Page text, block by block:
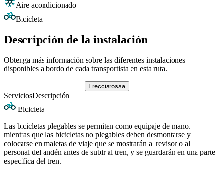
Aire acondicionado
Bicicleta
Descripción de la instalación
Obtenga más información sobre las diferentes instalaciones
disponibles a bordo de cada transportista en esta ruta.
Frecciarossa
ServiciosDescripción
Bicicleta
Las bicicletas plegables se permiten como equipaje de mano,
mientras que las bicicletas no plegables deben desmontarse y
colocarse en maletas de viaje que se mostrarán al revisor o al
personal del andén antes de subir al tren, y se guardarán en una parte
específica del tren.